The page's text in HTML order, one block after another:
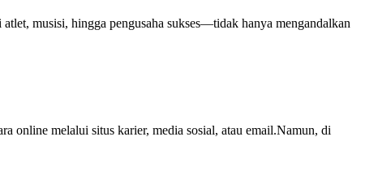
musisi, hingga pengusaha sukses—tidak hanya mengandalkan
online melalui situs karier, media sosial, atau email.Namun, di